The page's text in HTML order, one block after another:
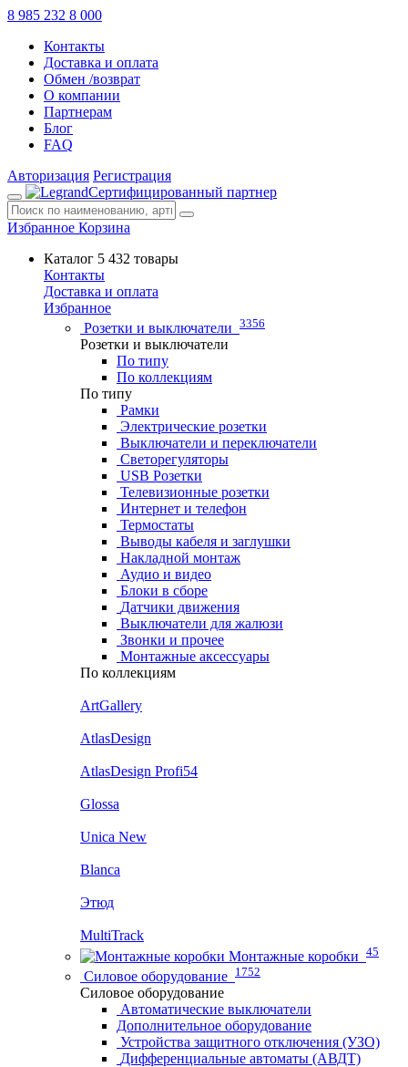
8 985 232 8 000
Контакты
Доставка и оплата
Обмен /возврат
О компании
Партнерам
Блог
FAQ
Авторизация Регистрация
Сертифицированный партнер
Избранное Корзина
Каталог 5 432 товары
Контакты
Доставка и оплата
Избранное
Розетки и выключатели 3356
Розетки и выключатели
По типу
По коллекциям
По типу
Рамки
Электрические розетки
Выключатели и переключатели
Светорегуляторы
USB Розетки
Телевизионные розетки
Интернет и телефон
Термостаты
Выводы кабеля и заглушки
Накладной монтаж
Аудио и видео
Блоки в сборе
Датчики движения
Выключатели для жалюзи
Звонки и прочее
Монтажные аксессуары
По коллекциям
ArtGallery
AtlasDesign
AtlasDesign Profi54
Glossa
Unica New
Blanca
Этюд
MultiTrack
Монтажные коробки 45
Силовое оборудование 1752
Силовое оборудование
Автоматические выключатели
Дополнительное оборудование
Устройства защитного отключения (УЗО)
Дифференциальные автоматы (АВДТ)